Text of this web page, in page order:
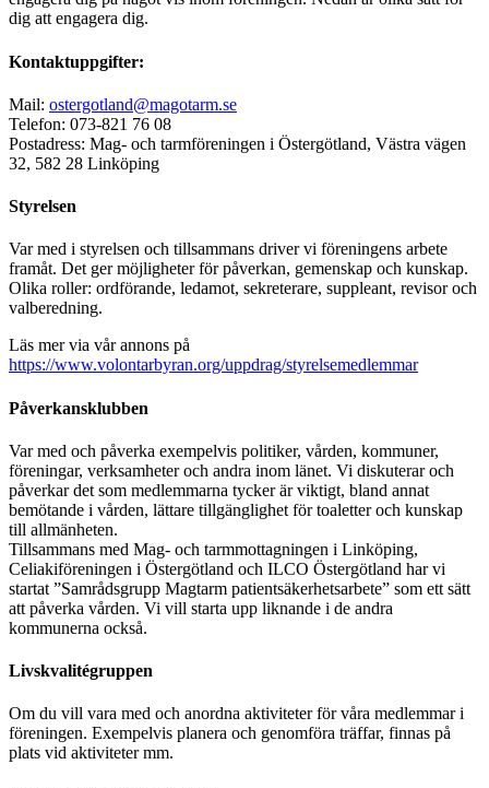
dig att engagera dig.
Kontaktuppgifter:
Mail: ostergotland@magotarm.se
Telefon: 073-821 76 08
Postadress: Mag- och tarmföreningen i Östergötland, Västra vägen
32, 582 28 Linköping
Styrelsen
Var med i styrelsen och tillsammans driver vi föreningens arbete
framåt. Det ger möjligheter för påverkan, gemenskap och kunskap.
Olika roller: ordförande, ledamot, sekreterare, suppleant, revisor och
valberedning.
Läs mer via vår annons på
https://www.volontarbyran.org/uppdrag/styrelsemedlemmar
Påverkansklubben
Var med och påverka exempelvis politiker, vården, kommuner,
föreningar, verksamheter och andra inom länet. Vi diskuterar och
påverkar det som medlemmarna tycker är viktigt, bland annat
bemötande i vården, lättare tillgänglighet för toaletter och kunskap
till allmänheten.
Tillsammans med Mag- och tarmmottagningen i Linköping,
Celiakiföreningen i Östergötland och ILCO Östergötland har vi
startat ”Samrådsgrupp Magtarm patientsäkerhetsarbete” som ett sätt
att påverka vården. Vi vill starta upp liknande i de andra
kommunerna också.
Livskvalitégruppen
Om du vill vara med och anordna aktiviteter för våra medlemmar i
föreningen. Exempelvis planera och genomföra träffar, finnas på
plats vid aktiviteter mm.